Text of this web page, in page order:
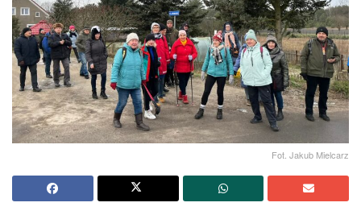
Fot. Jakub Mielcarz